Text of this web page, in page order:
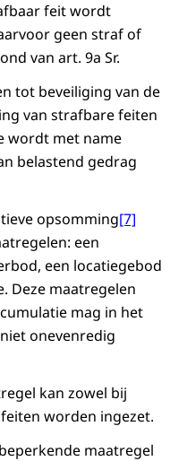
feit wordt
geen straf of
van art. 9a Sr.
tot beveiliging van de
van strafbare feiten
wordt met name
belastend gedrag
opsomming[7]
een
een locatiegebod
Deze maatregelen
mag in het
onevenredig
kan zowel bij
worden ingezet.
maatregel